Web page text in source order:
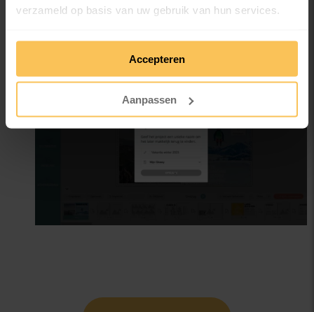
verzameld op basis van uw gebruik van hun services.
We werken samen met36 derdendie uw gegevens
kunnen ontvangen en verwerken.
Accepteren
Aanpassen
het project een nieuwe naam geeft en